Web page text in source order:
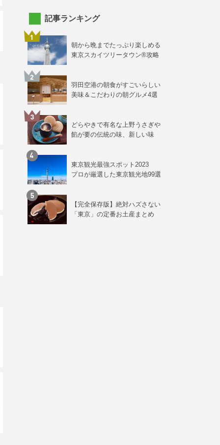
記事ランキング
朝から晩までたっぷり楽しめる
東京スカイツリータウン®攻略
羽田空港の朝食がすごいらしい
美味＆こだわりの朝グルメ4選
どらやきで有名な上野うさぎや
餡が要の伝統の味、新しい味
東京観光最強スポット2023
プロが厳選した東京観光地99選
【完全保存版】絶対ハズさない
「東京」の定番お土産まとめ